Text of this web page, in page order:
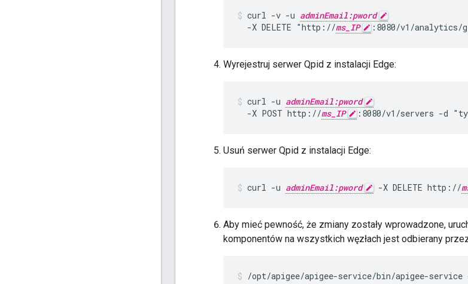
curl -v -u adminEmail:pword
  -X DELETE "http://
ms_IP :8080/v1/analytics/
Wyrejestruj serwer Qpid z instalacji Edge:
curl -u adminEmail:pword
  -X POST http://
ms_IP :8080/v1/servers -d
Usuń serwer Qpid z instalacji Edge:
curl -u adminEmail:pword -X DELETE http://
Aby mieć pewność, że zmiany zostały wprowadzone,
komponentów na wszystkich węzłach jest odbierany
/opt/apigee/apigee-service/bin/apigee-